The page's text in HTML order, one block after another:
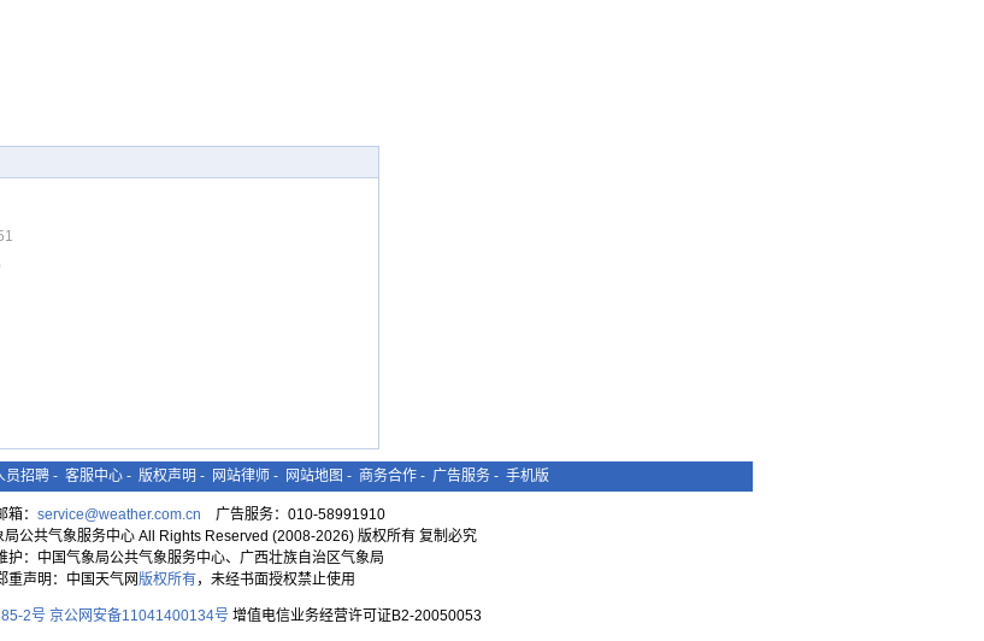
员招聘 - 客服中心 - 版权声明 - 网站律师 - 网站地图 - 商务合作 - 广告服务 - 手机版
箱： service@weather.com.cn 广告服务：010-58991910
公共气象服务中心 All Rights Reserved (2008-2026) 版权所有 复制必究
护：中国气象局公共气象服务中心、广西壮族自治区气象局
重声明：中国天气网版权所有，未经书面授权禁止使用
2号 京公网安备11041400134号增值电信业务经营许可证B2-20050053